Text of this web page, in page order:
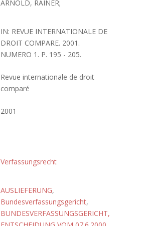
ARNOLD, RAINER;
IN: REVUE INTERNATIONALE DE
DROIT COMPARE. 2001.
NUMERO 1. P. 195 - 205.
Revue internationale de droit
comparé
2001
Verfassungsrecht
AUSLIEFERUNG,
Bundesverfassungsgericht,
BUNDESVERFASSUNGSGERICHT,